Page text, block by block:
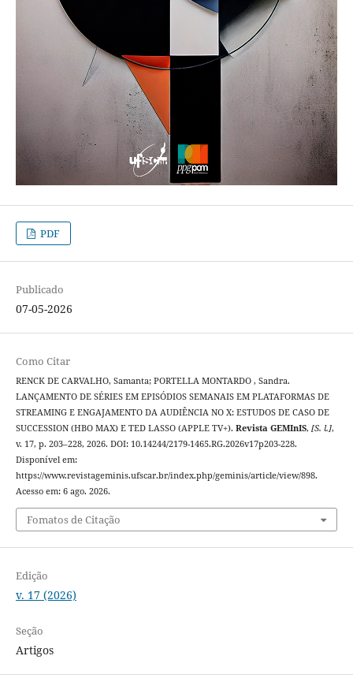
PDF
Publicado
07-05-2026
Como Citar
RENCK DE CARVALHO, Samanta; PORTELLA MONTARDO , Sandra.
LANÇAMENTO DE SÉRIES EM EPISÓDIOS SEMANAIS EM PLATAFORMAS DE
STREAMING E ENGAJAMENTO DA AUDIÊNCIA NO X: ESTUDOS DE CASO DE
SUCCESSION (HBO MAX) E TED LASSO (APPLE TV+). Revista GEMInIS, [S. l.],
v. 17, p. 203–228, 2026. DOI: 10.14244/2179-1465.RG.2026v17p203-228.
Disponível em:
https://www.revistageminis.ufscar.br/index.php/geminis/article/view/898.
Acesso em: 6 ago. 2026.
Fomatos de Citação
Edição
v. 17 (2026)
Seção
Artigos